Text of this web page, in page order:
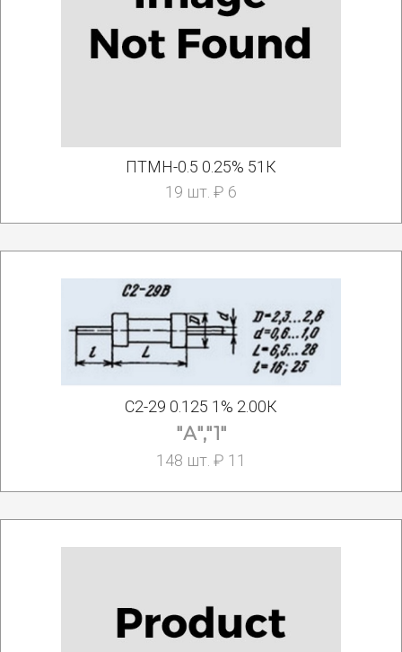
ПТМН-0.5 0.25% 51К
19 шт. ₽ 6
С2-29 0.125 1% 2.00К
"А","1"
148 шт. ₽ 11